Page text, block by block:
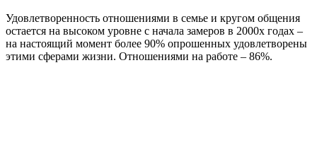
Удовлетворенность отношениями в семье и кругом общения
остается на высоком уровне с начала замеров в 2000х годах –
на настоящий момент более 90% опрошенных удовлетворены
этими сферами жизни. Отношениями на работе – 86%.